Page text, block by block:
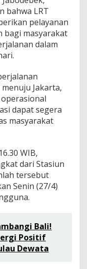
bahwa LRT
pelayanan
bagi masyarakat
dalam
Jakarta,
dapat segera
masyarakat
WIB,
dari Stasiun
tersebut
Senin (27/4)
Bali!
Positif
Dewata